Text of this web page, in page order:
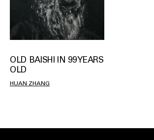
OLD BAISHI IN 99 YEARS
OLD
HUAN ZHANG